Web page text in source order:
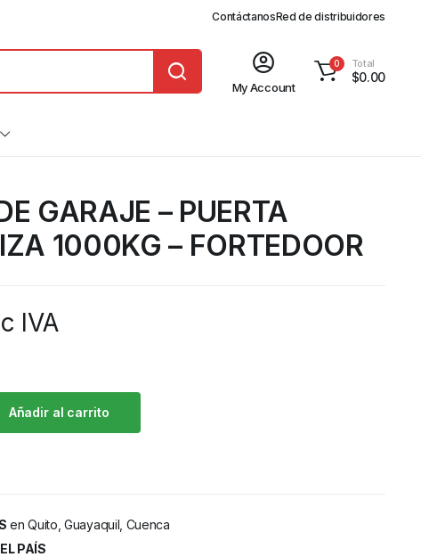
ContáctanosRed de distribuidores
My Account
0 Total
$0.00
GARAJE – PUERTA
1000KG – FORTEDOOR
IVA
Añadir al carrito
en Quito, Guayaquil, Cuenca
PAÍS